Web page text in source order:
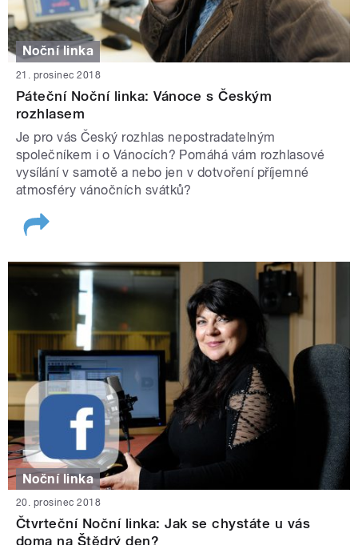
Noční linka
21. prosinec 2018
Páteční Noční linka: Vánoce s Českým
rozhlasem
Je pro vás Český rozhlas nepostradatelným
společníkem i o Vánocích? Pomáhá vám rozhlasové
vysílání v samotě a nebo jen v dotvoření příjemné
atmosféry vánočních svátků?
Noční linka
20. prosinec 2018
Čtvrteční Noční linka: Jak se chystáte u vás
doma na Štědrý den?